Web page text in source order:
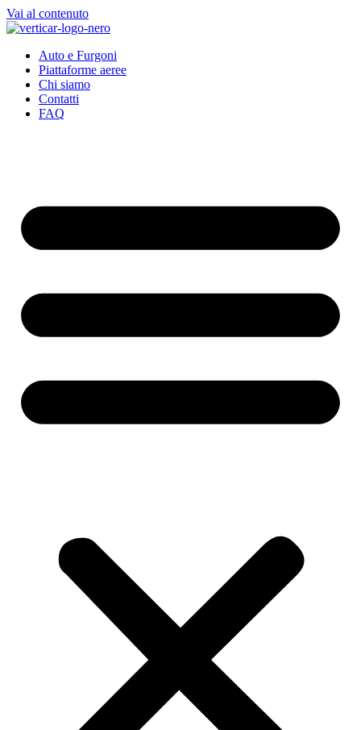
Vai al contenuto
Auto e Furgoni
Piattaforme aeree
Chi siamo
Contatti
FAQ